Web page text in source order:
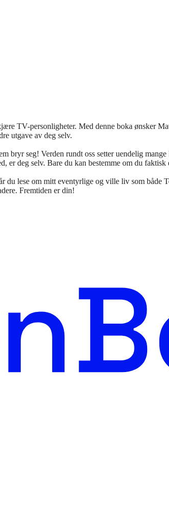
TV-personligheter. Med denne boka ønsker
utgave av deg selv.
seg! Verden rundt oss setter uendelig
er deg selv. Bare du kan bestemme om du
lese om mitt eventyrlige og ville liv som både
Fremtiden er din!